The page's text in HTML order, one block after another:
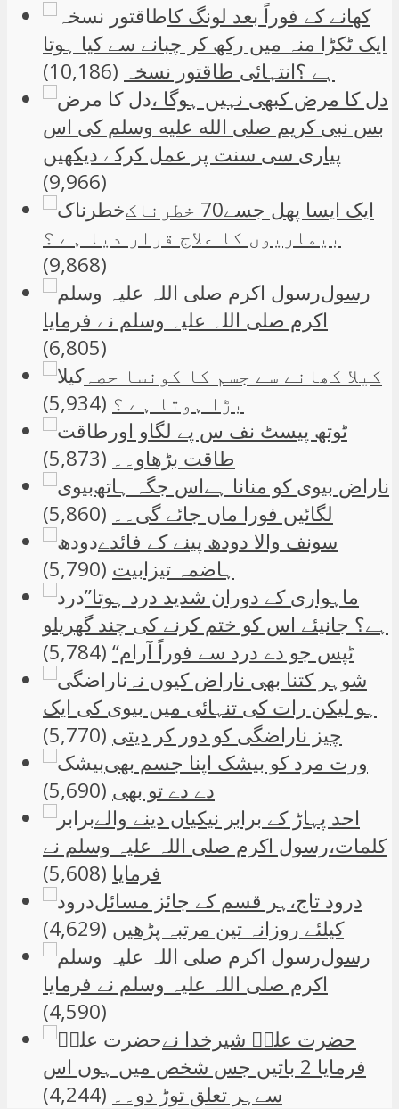
کھانے کے فوراً بعد لونگ کا
ایک ٹکڑا منہ میں رکھ کر چبانے سے کیا ہوتا
ہے ؟انتہائی طاقتور نسخہ (10,186)
دل کا مرض کبھی نہیں ہوگا ،
بس نبی کریم صلی الله علیه وسلم کی اس
پیاری سی سنت پر عمل کرکے دیکھیں
(9,966)
ایک ایسا پھل جسے70 خطرناک
بیماریوں کا علاج قرار دیا ہے ؟
(9,868)
رسول
اکرم صلی اللہ علیہ وسلم نے فرمایا
(6,805)
کیلا کھانے سے جسم کا کونسا حصہ
بڑا ہوتا ہے ؟ (5,934)
ٹوتھ پیسٹ نف س پے لگاو اور
طاقت بڑھاو۔۔ (5,873)
ناراض بیوی کو منانا ہےاس جگہ ہاتھ
لگائیں فورا ماں جائے گی۔۔ (5,860)
سونف والا دودھ پینے کے فائدے
ہاضمہ تیزابیت (5,790)
”ماہواری کے دوران شدید درد ہوتا
ہے؟ جانیئے اس کو ختم کرنے کی چند گھریلو
ٹپس جو دے درد سے فوراً آرام“ (5,784)
شوہر کتنا بھی ناراض کیوں نہ
ہو لیکن رات کی تنہائی میں بیوی کی ایک
چیز ناراضگی کو دور کر دیتی (5,770)
ورت مرد کو بیشک اپنا جسم بھی
دے دے تو بھی (5,690)
احد پہاڑ کے برابر نیکیاں دینے والے
کلمات،رسول اکرم صلی اللہ علیہ وسلم نے
فرمایا (5,608)
درود تاج،ہر قسم کے جائز مسائل
کیلئے روزانہ تین مرتبہ پڑھیں (4,629)
رسول
اکرم صلی اللہ علیہ وسلم نے فرمایا
(4,590)
حضرت علیؑ شیرخدا نے
فرمایا 2 باتیں جس شخص میں ہوں اس
سےہر تعلق توڑ دو۔۔ (4,244)